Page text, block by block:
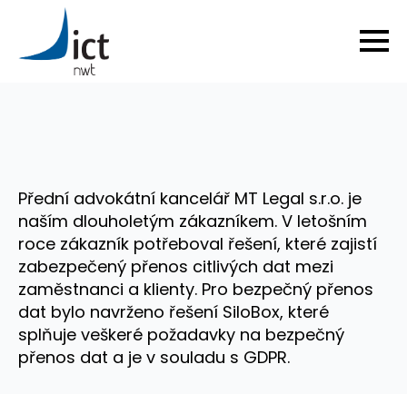
Přední advokátní kancelář MT Legal s.r.o. je
naším dlouholetým zákazníkem. V letošním
roce zákazník potřeboval řešení, které zajistí
zabezpečený přenos citlivých dat mezi
zaměstnanci a klienty. Pro bezpečný přenos
dat bylo navrženo řešení SiloBox, které
splňuje veškeré požadavky na bezpečný
přenos dat a je v souladu s GDPR.